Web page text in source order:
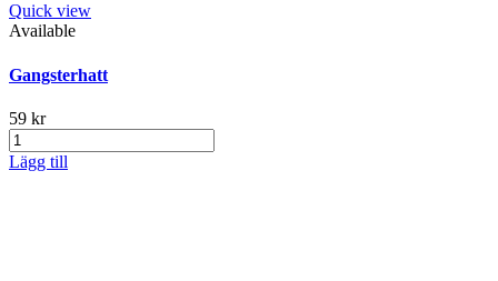
Quick view
Available
Gangsterhatt
59 kr
Lägg till